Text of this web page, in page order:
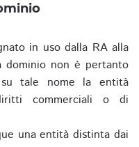
in uso dalla RA alla
dominio non è pertanto
tale nome la entità
commerciali o di
una entità distinta dai